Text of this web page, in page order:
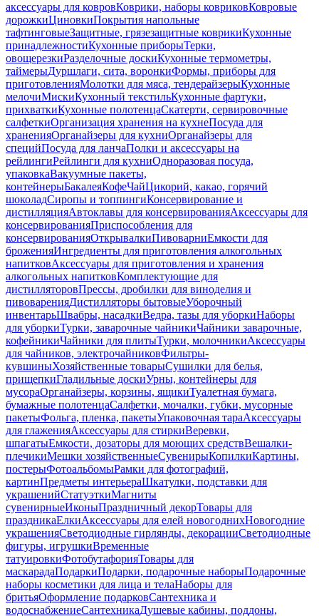
аксессуары для ковровКоврики, наборы ковриковКовровые
дорожкиЦиновкиПокрытия напольные
тафтинговыеЗащитные, грязезащитные коврикиКухонные
принадлежностиКухонные приборыТерки,
овощерезкиРазделочные доскиКухонные термометры,
таймерыДуршлаги, сита, воронкиФормы, приборы для
приготовленияМолотки для мяса, тендерайзерыКухонные
мелочиМискиКухонный текстильКухонные фартуки,
прихваткиКухонные полотенцаСкатерти, сервировочные
салфеткиОрганизация хранения на кухнеПосуда для
храненияОрганайзеры для кухниОрганайзеры для
специйПосуда для ланчаПолки и аксессуары на
рейлингиРейлинги для кухниОдноразовая посуда,
упаковкаВакуумные пакеты,
контейнерыБакалеяКофеЧайЦикорий, какао, горячий
шоколадСиропы и топпингиКонсервирование и
дистилляцияАвтоклавы для консервированияАксессуары для
консервированияПриспособления для
консервированияОткрывалкиПивоварниЕмкости для
броженияИнгредиенты для приготовления алкогольных
напитковАксессуары для приготовления и хранения
алкогольных напитковКомплектующие для
дистилляторовПрессы, дробилки для виноделия и
пивоваренияДистилляторы бытовыеУборочный
инвентарьШвабры, насадкиВедра, тазы для уборкиНаборы
для уборкиТурки, заварочные чайникиЧайники заварочные,
кофейникиЧайники для плитыТурки, молочникиАксессуары
для чайников, электрочайниковФильтры-
кувшиныХозяйственные товарыСушилки для белья,
прищепкиГладильные доскиУрны, контейнеры для
мусораОрганайзеры, корзины, ящикиТуалетная бумага,
бумажные полотенцаСалфетки, мочалки, губки, мусорные
пакетыФольга, пленка, пакетыУпаковочная тараАксессуары
для глаженияАксессуары для стиркиВеревки,
шпагатыЕмкости, дозаторы для моющих средствВешалки-
плечикиМешки хозяйственныеСувенирыКопилкиКартины,
постерыФотоальбомыРамки для фотографий,
картинПредметы интерьераШкатулки, подставки для
украшенийСтатуэткиМагниты
сувенирныеИконыПраздничный декорТовары для
праздникаЕлкиАксессуары для елей новогоднихНовогодние
украшенияСветодиодные гирлянды, декорацииСветодиодные
фигуры, игрушкиВременные
татуировкиФотобутафорияТовары для
маскарадаПодаркиПодарки, подарочные наборыПодарочные
наборы косметики для лица и телаНаборы для
бритьяОформление подарковСантехника и
водоснабжениеСантехникаДушевые кабины, поддоны,